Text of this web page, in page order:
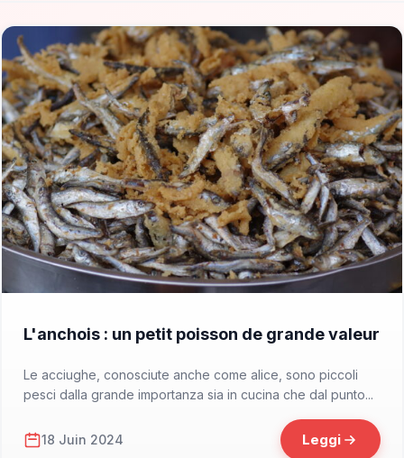
L'anchois : un petit poisson de grande valeur
Le acciughe, conosciute anche come alice, sono piccoli
pesci dalla grande importanza sia in cucina che dal punto...
18 Juin 2024 Leggi